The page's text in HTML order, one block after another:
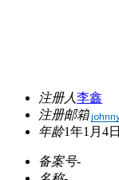
注册人李鑫
注册邮箱
年龄1年1月4日
备案号-